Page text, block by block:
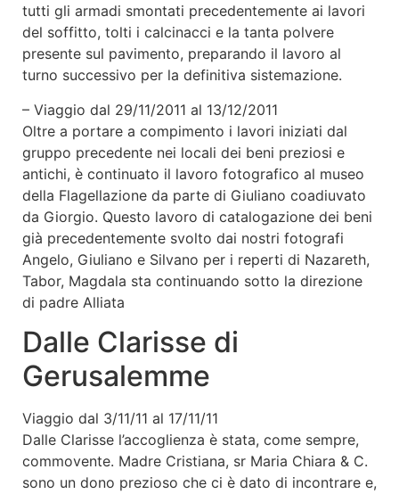
tutti gli armadi smontati precedentemente ai lavori
del soffitto, tolti i calcinacci e la tanta polvere
presente sul pavimento, preparando il lavoro al
turno successivo per la definitiva sistemazione.
– Viaggio dal 29/11/2011 al 13/12/2011
Oltre a portare a compimento i lavori iniziati dal
gruppo precedente nei locali dei beni preziosi e
antichi, è continuato il lavoro fotografico al museo
della Flagellazione da parte di Giuliano coadiuvato
da Giorgio. Questo lavoro di catalogazione dei beni
già precedentemente svolto dai nostri fotografi
Angelo, Giuliano e Silvano per i reperti di Nazareth,
Tabor, Magdala sta continuando sotto la direzione
di padre Alliata
Dalle Clarisse di
Gerusalemme
Viaggio dal 3/11/11 al 17/11/11
Dalle Clarisse l’accoglienza è stata, come sempre,
commovente. Madre Cristiana, sr Maria Chiara & C.
sono un dono prezioso che ci è dato di incontrare e,